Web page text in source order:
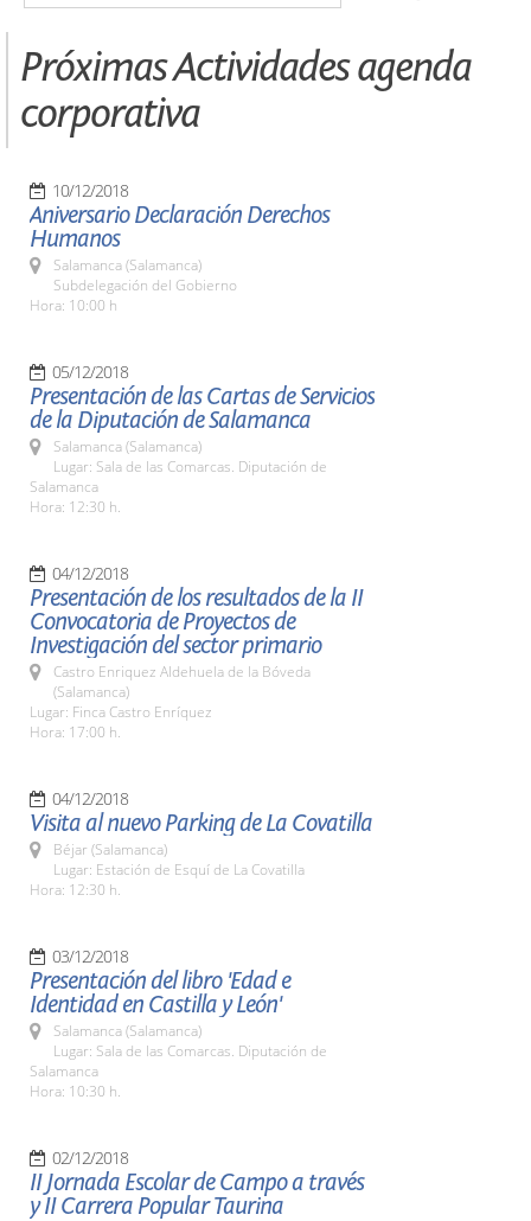
Próximas Actividades agenda
corporativa
10/12/2018
Aniversario Declaración Derechos
Humanos
Salamanca (Salamanca)
Subdelegación del Gobierno
Hora: 10:00 h
05/12/2018
Presentación de las Cartas de Servicios
de la Diputación de Salamanca
Salamanca (Salamanca)
Lugar: Sala de las Comarcas. Diputación de
Salamanca
Hora: 12:30 h.
04/12/2018
Presentación de los resultados de la II
Convocatoria de Proyectos de
Investigación del sector primario
Castro Enriquez Aldehuela de la Bóveda
(Salamanca)
Lugar: Finca Castro Enríquez
Hora: 17:00 h.
04/12/2018
Visita al nuevo Parking de La Covatilla
Béjar (Salamanca)
Lugar: Estación de Esquí de La Covatilla
Hora: 12:30 h.
03/12/2018
Presentación del libro 'Edad e
Identidad en Castilla y León'
Salamanca (Salamanca)
Lugar: Sala de las Comarcas. Diputación de
Salamanca
Hora: 10:30 h.
02/12/2018
II Jornada Escolar de Campo a través
y II Carrera Popular Taurina